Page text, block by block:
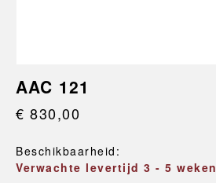
AAC 121
€ 830,00
Beschikbaarheid:
Verwachte levertijd 3 - 5 weken